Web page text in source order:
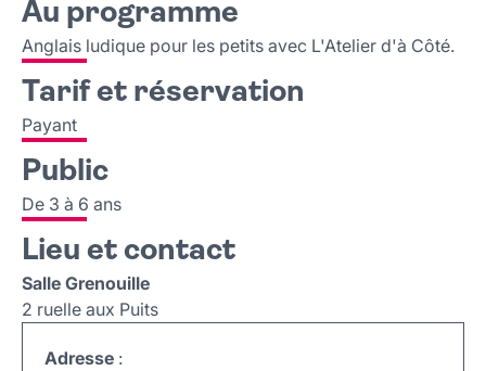
Au programme
Anglais ludique pour les petits avec L'Atelier d'à Côté.
Tarif et réservation
Payant
Public
De 3 à 6 ans
Lieu et contact
Salle Grenouille
2 ruelle aux Puits
Adresse :